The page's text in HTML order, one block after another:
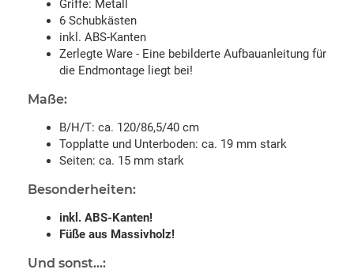
Griffe: Metall
6 Schubkästen
inkl. ABS-Kanten
Zerlegte Ware - Eine bebilderte Aufbauanleitung für
die Endmontage liegt bei!
Maße:
B/H/T: ca. 120/86,5/40 cm
Topplatte und Unterboden: ca. 19 mm stark
Seiten: ca. 15 mm stark
Besonderheiten:
inkl. ABS-Kanten!
Füße aus Massivholz!
Und sonst...: